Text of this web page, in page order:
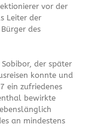
vor der
Leiter der
des
der später
konnte und
ein zufriedenes
bewirkte
an mindestens